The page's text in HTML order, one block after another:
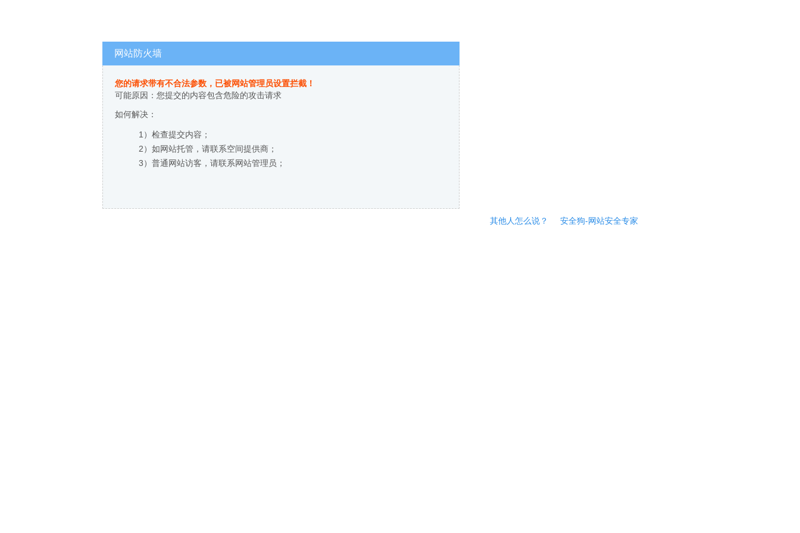
网站防火墙
您的请求带有不合法参数，已被网站管理员设置拦截！
可能原因：您提交的内容包含危险的攻击请求
如何解决：
1）检查提交内容；
2）如网站托管，请联系空间提供商；
3）普通网站访客，请联系网站管理员；
其他人怎么说？ 安全狗-网站安全专家